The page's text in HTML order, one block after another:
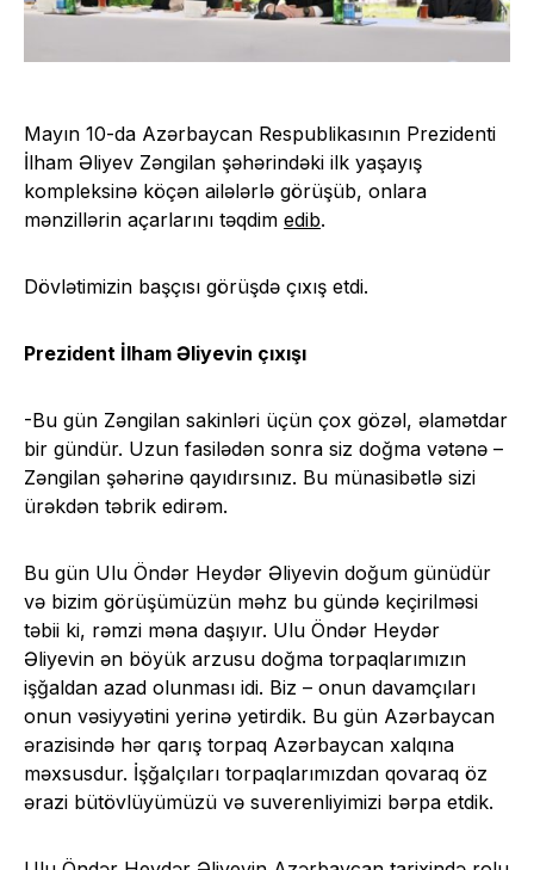
Mayın 10-da Azərbaycan Respublikasının Prezidenti
İlham Əliyev Zəngilan şəhərindəki ilk yaşayış
kompleksinə köçən ailələrlə görüşüb, onlara
mənzillərin açarlarını təqdim edib.
Dövlətimizin başçısı görüşdə çıxış etdi.
Prezident İlham Əliyevin çıxışı
-Bu gün Zəngilan sakinləri üçün çox gözəl, əlamətdar
bir gündür. Uzun fasilədən sonra siz doğma vətənə –
Zəngilan şəhərinə qayıdırsınız. Bu münasibətlə sizi
ürəkdən təbrik edirəm.
Bu gün Ulu Öndər Heydər Əliyevin doğum günüdür
və bizim görüşümüzün məhz bu gündə keçirilməsi
təbii ki, rəmzi məna daşıyır. Ulu Öndər Heydər
Əliyevin ən böyük arzusu doğma torpaqlarımızın
işğaldan azad olunması idi. Biz – onun davamçıları
onun vəsiyyətini yerinə yetirdik. Bu gün Azərbaycan
ərazisində hər qarış torpaq Azərbaycan xalqına
məxsusdur. İşğalçıları torpaqlarımızdan qovaraq öz
ərazi bütövlüyümüzü və suverenliyimizi bərpa etdik.